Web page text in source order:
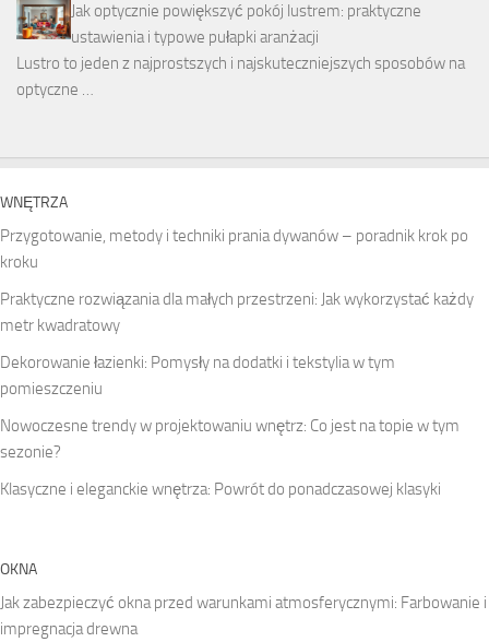
Jak optycznie powiększyć pokój lustrem: praktyczne
ustawienia i typowe pułapki aranżacji
Lustro to jeden z najprostszych i najskuteczniejszych sposobów na
optyczne …
WNĘTRZA
Przygotowanie, metody i techniki prania dywanów – poradnik krok po
kroku
Praktyczne rozwiązania dla małych przestrzeni: Jak wykorzystać każdy
metr kwadratowy
Dekorowanie łazienki: Pomysły na dodatki i tekstylia w tym
pomieszczeniu
Nowoczesne trendy w projektowaniu wnętrz: Co jest na topie w tym
sezonie?
Klasyczne i eleganckie wnętrza: Powrót do ponadczasowej klasyki
OKNA
Jak zabezpieczyć okna przed warunkami atmosferycznymi: Farbowanie i
impregnacja drewna